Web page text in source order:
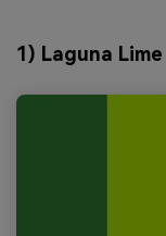
1) Laguna Lime